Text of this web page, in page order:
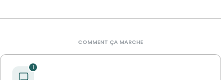
COMMENT ÇA MARCHE
1